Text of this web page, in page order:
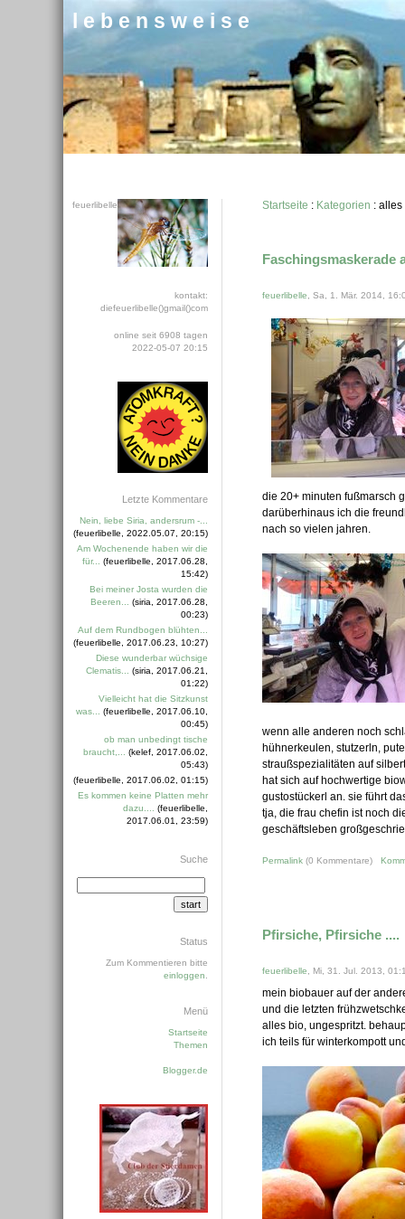
l e b e n s w e i s e
Startseite : Kategorien : alles
Faschingsmaskerade
feuerlibelle , Sa, 1. Mär. 2014,
die 20+ minuten fußmarsch
darüberhinaus ich die
nach so vielen jahren.
wenn alle anderen noch
hühnerkeulen, stutzerln,
straußspezialitäten auf
hat sich auf hochwertige
gustostückerl an. sie führt
tja, die frau chefin ist noch
geschäftsleben
Permalink (0 Kommentare)
Pfirsiche, Pfirsiche ....
feuerlibelle , Mi, 31. Jul. 2013,
mein biobauer auf der
und die letzten
alles bio, ungespritzt.
ich teils für winterkompott
feuerlibelle
kontakt:
diefeuerlibelle()gmail()com
online seit 6908 tagen
2022-05-07 20:15
Letzte Kommentare
Nein, liebe Siria, andersrum -...
(feuerlibelle, 2022.05.07, 20:15)
Am Wochenende haben wir die
für...
(feuerlibelle, 2017.06.28,
15:42)
Bei meiner Josta wurden die
Beeren...
(siria, 2017.06.28,
00:23)
Auf dem Rundbogen blühten...
(feuerlibelle, 2017.06.23, 10:27)
Diese wunderbar wüchsige
Clematis...
(siria, 2017.06.21,
01:22)
Vielleicht hat die Sitzkunst
was...
(feuerlibelle, 2017.06.10,
00:45)
ob man unbedingt tische
braucht,...
(kelef, 2017.06.02,
05:43)
(feuerlibelle, 2017.06.02, 01:15)
Es kommen keine Platten mehr
dazu....
(feuerlibelle,
2017.06.01, 23:59)
Suche
Status
Zum Kommentieren bitte
einloggen
Menü
Startseite
Themen
Blogger.de